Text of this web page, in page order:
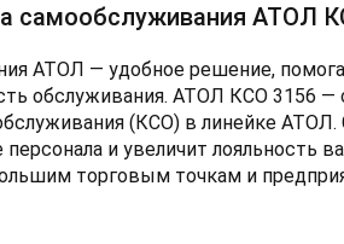
самообслуживания АТОЛ
АТОЛ — удобное решение,
обслуживания. АТОЛ КСО 3156 —
(КСО) в линейке АТОЛ.
и увеличит лояльность
торговым точкам и